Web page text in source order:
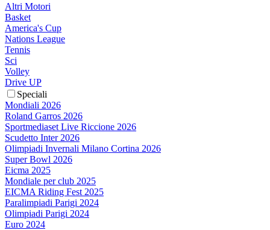
Altri Motori
Basket
America's Cup
Nations League
Tennis
Sci
Volley
Drive UP
Speciali
Mondiali 2026
Roland Garros 2026
Sportmediaset Live Riccione 2026
Scudetto Inter 2026
Olimpiadi Invernali Milano Cortina 2026
Super Bowl 2026
Eicma 2025
Mondiale per club 2025
EICMA Riding Fest 2025
Paralimpiadi Parigi 2024
Olimpiadi Parigi 2024
Euro 2024